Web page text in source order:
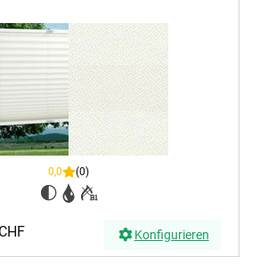
0,0 (0)
Konfigurieren